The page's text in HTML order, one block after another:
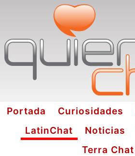
Portada Curiosidades
LatinChat
Noticias
Terra Chat